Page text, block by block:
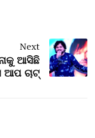
Next
ଆସିଛି
ଆପ ଚାଟ୍